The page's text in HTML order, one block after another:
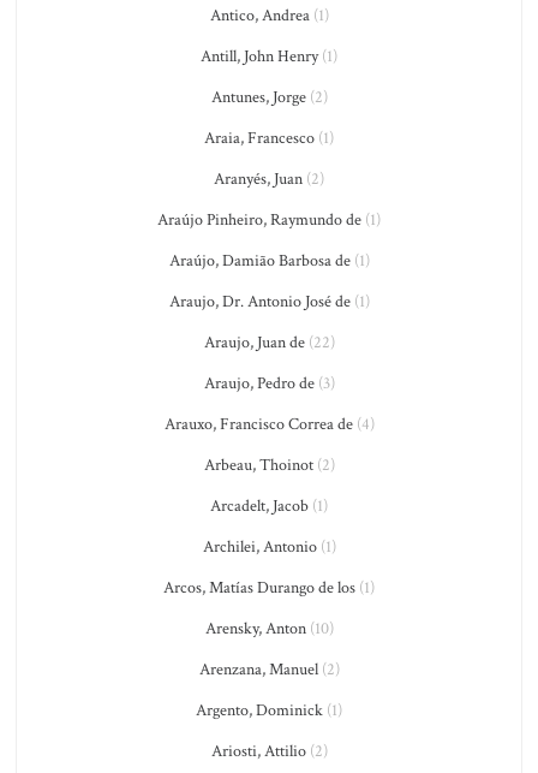
Antico, Andrea(1)
Antill, John Henry(1)
Antunes, Jorge(2)
Araia, Francesco (1)
Aranyés, Juan (2)
Araújo Pinheiro, Raymundo de (1)
Araújo, Damião Barbosa de(1)
Araujo, Dr. Antonio José de(1)
Araujo, Juan de(22)
Araujo, Pedro de(3)
Arauxo, Francisco Correa de(4)
Arbeau, Thoinot(2)
Arcadelt, Jacob (1)
Archilei, Antonio(1)
Arcos, Matías Durango de los (1)
Arensky, Anton(10)
Arenzana, Manuel(2)
Argento, Dominick (1)
Ariosti, Attilio(2)